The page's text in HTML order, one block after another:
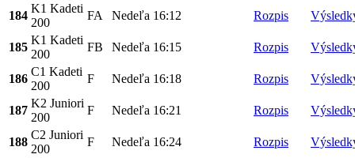
184
K1 Kadeti
200
FA Nedeľa 16:12 Rozpis
185
K1 Kadeti
200
FB Nedeľa 16:15 Rozpis
186
C1 Kadeti
200
F Nedeľa 16:18 Rozpis
187
K2 Juniori
200
F Nedeľa 16:21 Rozpis
188
C2 Juniori
200
F Nedeľa 16:24 Rozpis